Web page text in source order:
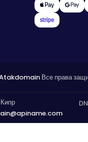
Все права
Кипр